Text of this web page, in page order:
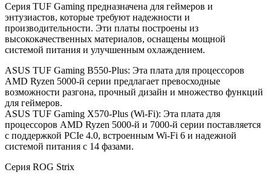
Серия TUF Gaming предназначена для геймеров и
энтузиастов, которые требуют надежности и
производительности. Эти платы построены из
высококачественных материалов, оснащены мощной
системой питания и улучшенным охлаждением.
ASUS TUF Gaming B550-Plus: Эта плата для процессоров
AMD Ryzen 5000-й серии предлагает превосходные
возможности разгона, прочный дизайн и множество функций
для геймеров.
ASUS TUF Gaming X570-Plus (Wi-Fi): Эта плата для
процессоров AMD Ryzen 5000-й и 7000-й серии поставляется
с поддержкой PCIe 4.0, встроенным Wi-Fi 6 и надежной
системой питания с 14 фазами.
Серия ROG Strix